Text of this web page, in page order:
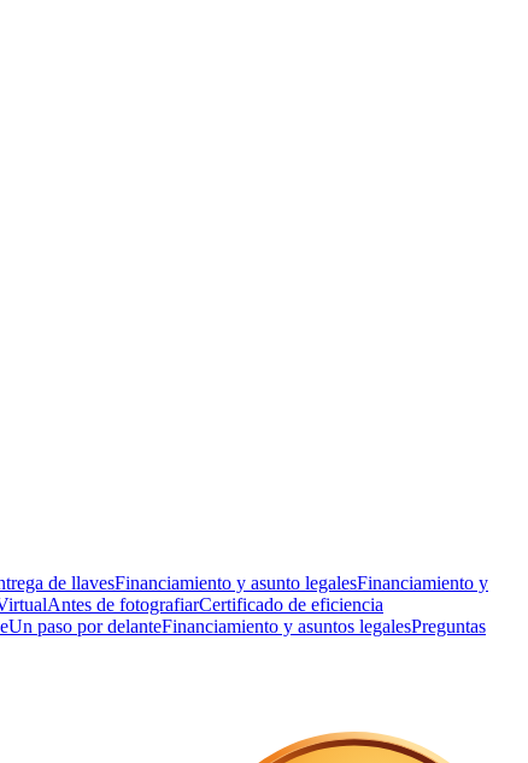
de llavesFinanciamiento y asunto legalesFinanciamiento y
Antes de fotografiarCertificado de eficiencia
Un paso por delanteFinanciamiento y asuntos legalesPreguntas